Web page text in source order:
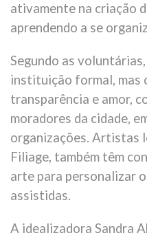
ativamente na criação
aprendendo a se
Segundo as
instituição formal, mas
transparência e amor,
moradores da cidade,
organizações. Artistas
Filiage, também têm
arte para personalizar
assistidas.
A idealizadora Sandra